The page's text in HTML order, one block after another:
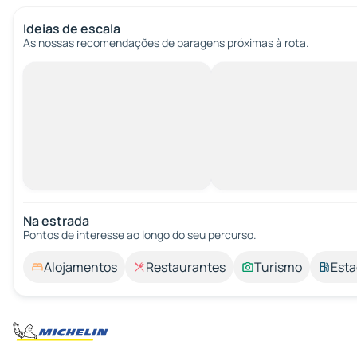
Ideias de escala
As nossas recomendações de paragens próximas à rota.
Na estrada
Pontos de interesse ao longo do seu percurso.
Alojamentos Restaurantes Turismo